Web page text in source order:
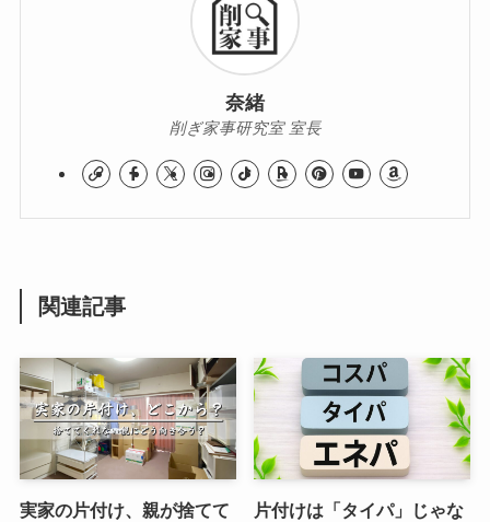
奈緒
削ぎ家事研究室 室長
関連記事
実家の片付け、親が捨てて
片付けは「タイパ」じゃな